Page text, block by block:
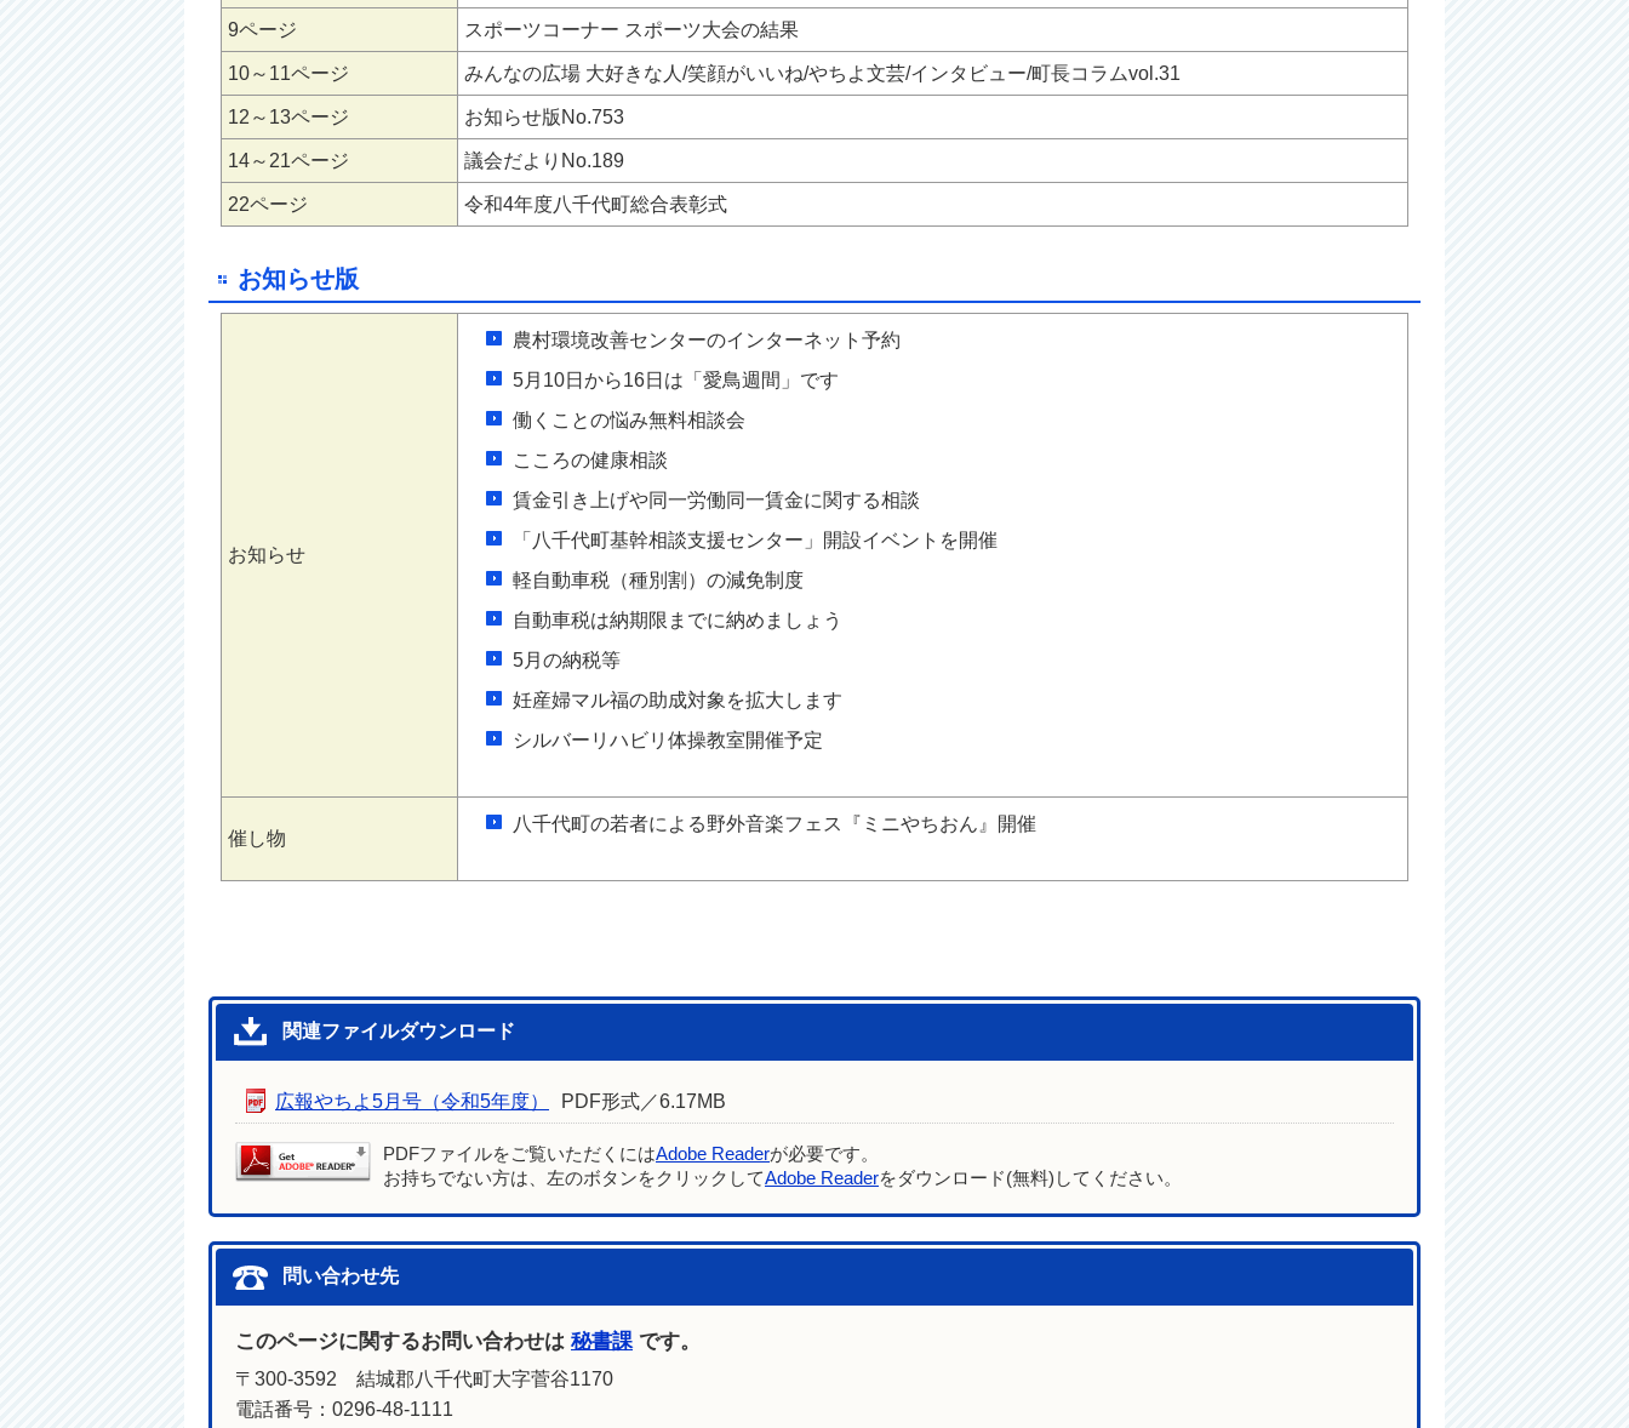
9ページ スポーツコーナー スポーツ大会の結果
10～11ページ みんなの広場 大好きな人/笑顔がいいね/やちよ文芸/インタビュー/町長コラムvol.31
12～13ページ お知らせ版No.753
14～21ページ 議会だよりNo.189
22ページ 令和4年度八千代町総合表彰式
お知らせ版
お知らせ
農村環境改善センターのインターネット予約
5月10日から16日は「愛鳥週間」です
働くことの悩み無料相談会
こころの健康相談
賃金引き上げや同一労働同一賃金に関する相談
「八千代町基幹相談支援センター」開設イベントを開催
軽自動車税（種別割）の減免制度
自動車税は納期限までに納めましょう
5月の納税等
妊産婦マル福の助成対象を拡大します
シルバーリハビリ体操教室開催予定
催し物
八千代町の若者による野外音楽フェス『ミニやちおん』開催
関連ファイルダウンロード
広報やちよ5月号（令和5年度） PDF形式／6.17MB
PDFファイルをご覧いただくにはAdobe Readerが必要です。
お持ちでない方は、左のボタンをクリックしてAdobe Readerをダウンロード(無料)してください。
問い合わせ先
このページに関するお問い合わせは 秘書課 です。
〒300-3592 結城郡八千代町大字菅谷1170
電話番号：0296-48-1111